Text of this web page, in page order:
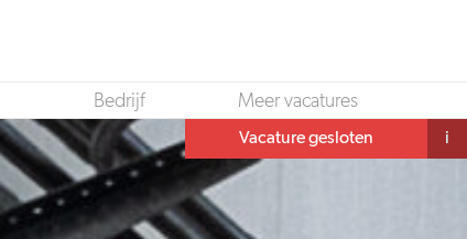
Bedrijf Meer vacatures
Vacature gesloten i